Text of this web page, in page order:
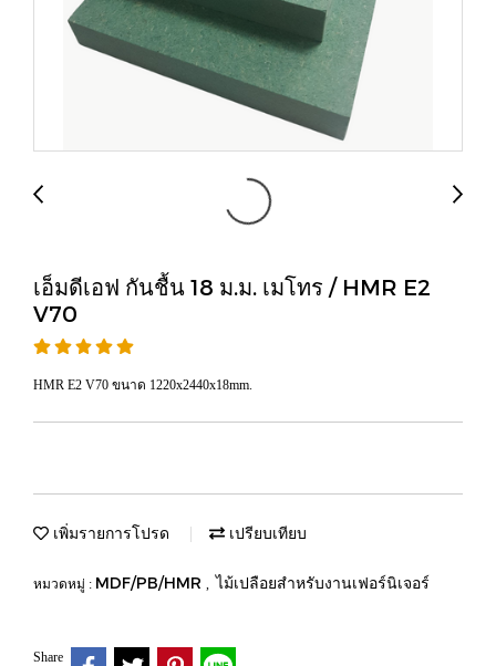
เอ็มดีเอฟ กันชื้น 18 ม.ม. เมโทร / HMR E2
V70
HMR E2 V70 ขนาด 1220x2440x18mm.
เพิ่มรายการโปรด เปรียบเทียบ
หมวดหมู่ : MDF/PB/HMR , ไม้เปลือยสำหรับงานเฟอร์นิเจอร์
Share